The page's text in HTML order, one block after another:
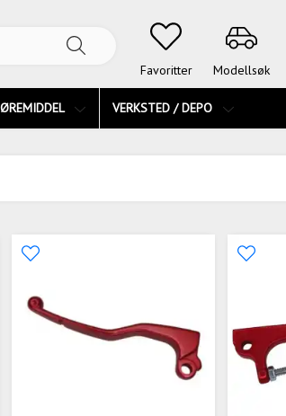
Favoritter Modellsøk
VERKSTED / DEPO